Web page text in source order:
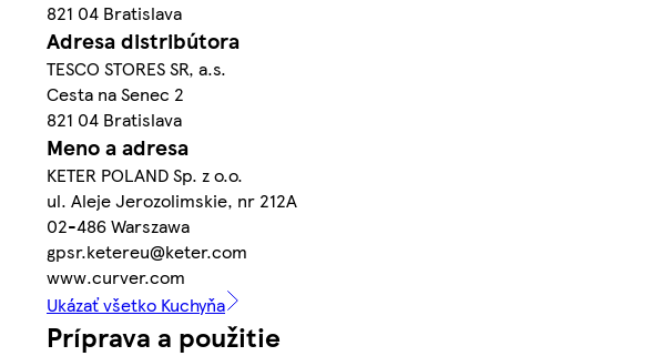
821 04 Bratislava
Adresa distribútora
TESCO STORES SR, a.s.
Cesta na Senec 2
821 04 Bratislava
Meno a adresa
KETER POLAND Sp. z o.o.
ul. Aleje Jerozolimskie, nr 212A
02-486 Warszawa
gpsr.ketereu@keter.com
www.curver.com
Ukázať všetko Kuchyňa
Príprava a použitie